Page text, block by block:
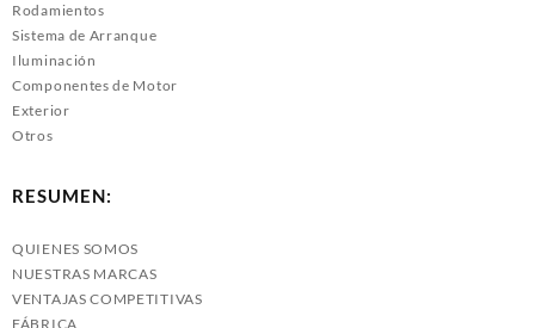
Rodamientos
Sistema de Arranque
Iluminación
Componentes de Motor
Exterior
Otros
RESUMEN:
QUIENES SOMOS
NUESTRAS MARCAS
VENTAJAS COMPETITIVAS
FÁBRICA